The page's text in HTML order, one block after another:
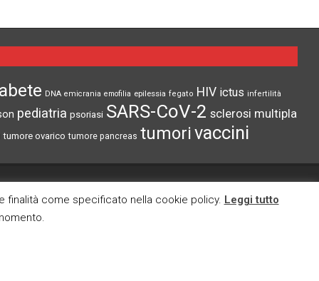
DNA emicrania emofilia epilessia fegato HIV ictus infertilità
pediatria psoriasi SARS-CoV-2 sclerosi multipla
tumore ovarico tumore pancreas tumorivaccini
CI TROVI ANCHE SU
finalità come specificato nella cookie policy. Leggi tutto